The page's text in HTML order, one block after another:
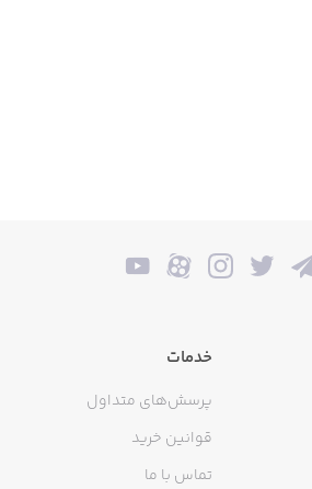
خدمات
پرسش‌های متداول
قوانین خرید
تماس با ما